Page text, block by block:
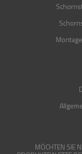
MÖCHTEN SIE